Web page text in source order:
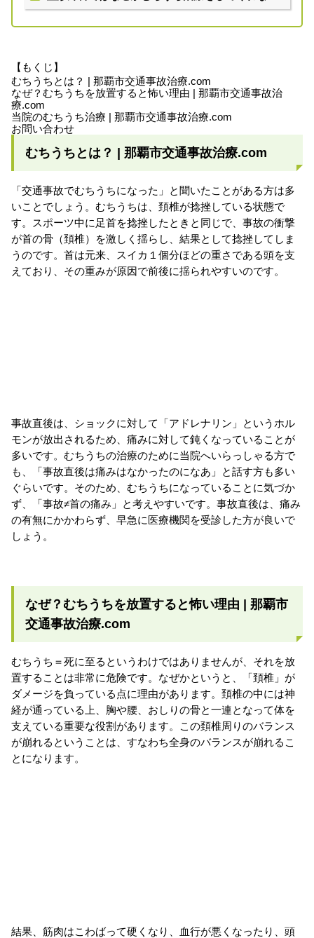
【もくじ】
むちうちとは？ | 那覇市交通事故治療.com
なぜ？むちうちを放置すると怖い理由 | 那覇市交通事故治
療.com
当院のむちうち治療 | 那覇市交通事故治療.com
お問い合わせ
むちうちとは？ | 那覇市交通事故治療.com
「交通事故でむちうちになった」と聞いたことがある方は多
いことでしょう。むちうちは、頚椎が捻挫している状態で
す。スポーツ中に足首を捻挫したときと同じで、事故の衝撃
が首の骨（頚椎）を激しく揺らし、結果として捻挫してしま
うのです。首は元来、スイカ１個分ほどの重さである頭を支
えており、その重みが原因で前後に揺られやすいのです。
事故直後は、ショックに対して「アドレナリン」というホル
モンが放出されるため、痛みに対して鈍くなっていることが
多いです。むちうちの治療のために当院へいらっしゃる方で
も、「事故直後は痛みはなかったのになあ」と話す方も多い
ぐらいです。そのため、むちうちになっていることに気づか
ず、「事故≠首の痛み」と考えやすいです。事故直後は、痛み
の有無にかかわらず、早急に医療機関を受診した方が良いで
しょう。
なぜ？むちうちを放置すると怖い理由 | 那覇市
交通事故治療.com
むちうち＝死に至るというわけではありませんが、それを放
置することは非常に危険です。なぜかというと、「頚椎」が
ダメージを負っている点に理由があります。頚椎の中には神
経が通っている上、胸や腰、おしりの骨と一連となって体を
支えている重要な役割があります。この頚椎周りのバランス
が崩れるということは、すなわち全身のバランスが崩れるこ
とになります。
結果、筋肉はこわばって硬くなり、血行が悪くなったり、頭